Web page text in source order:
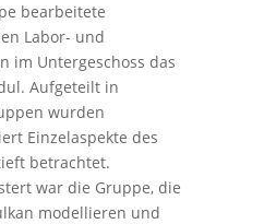
bearbeitete
Labor- und
im Untergeschoss das
Aufgeteilt in
wurden
Einzelaspekte des
betrachtet.
war die Gruppe, die
modellieren und